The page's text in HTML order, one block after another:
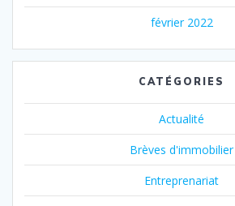
février 2022
CATÉGORIES
Actualité
Brèves d'immobilier
Entreprenariat